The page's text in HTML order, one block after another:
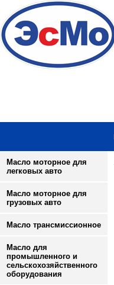
Масло моторное для
легковых авто
Масло моторное для
грузовых авто
Масло трансмиссионное
Масло для
промышленного и
сельскохозяйственного
оборудования